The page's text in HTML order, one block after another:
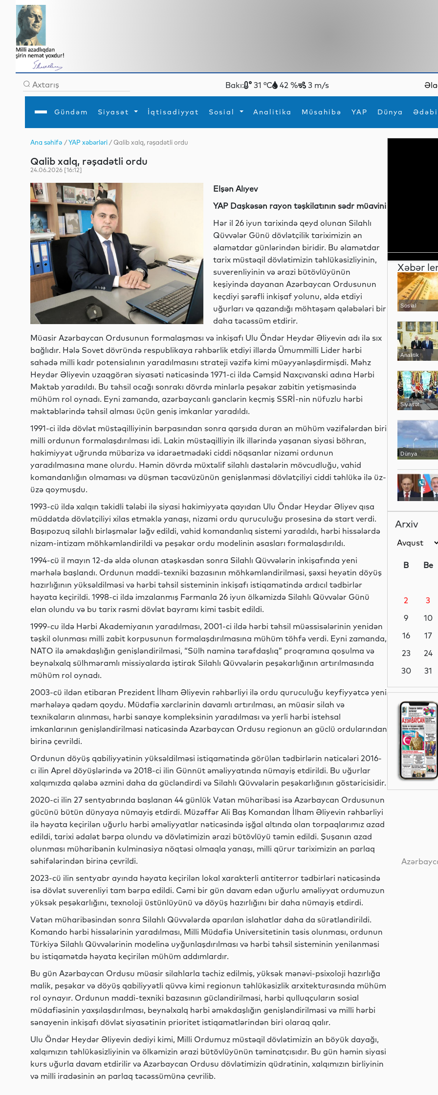
Bakı: 31 °C 42 % 3 m/s
Gündəm Siyasət İqtisadiyyat Sosial Analitika Müsahibə YAP Dünya
Gündəm
İqtisadiyyat
Analitika
Mədəniyyət
Müsahibə
MEDİA
Xarici siyasət
Hadisə
Ana səhifə /YAP xəbərləri / Qalib xalq, rəşadətli ordu
Qalib xalq, rəşadətli ordu
24.06.2026 [16:12]
Elşən Alıyev
YAP Daşkəsən rayon təşkilatının sədr müavini
Hər il 26 iyun tarixində qeyd olunan Silahlı
Qüvvələr Günü dövlətçilik tariximizin ən
əlamətdar günlərindən biridir. Bu əlamətdar
tarix müstəqil dövlətimizin təhlükəsizliyinin,
suverenliyinin və ərazi bütövlüyünün
keşiyində dayanan Azərbaycan Ordusunun
keçdiyi şərəfli inkişaf yolunu, əldə etdiyi
uğurları və qazandığı möhtəşəm qələbələri bir
daha təcəssüm etdirir.
Müasir Azərbaycan Ordusunun formalaşması və inkişafı Ulu Öndər Heydər Əliyevin adı ilə sıx
bağlıdır. Hələ Sovet dövründə respublikaya rəhbərlik etdiyi illərdə Ümummilli Lider hərbi
sahədə milli kadr potensialının yaradılmasını strateji vəzifə kimi müəyyənləşdirmişdi. Məhz
Heydər Əliyevin uzaqgörən siyasəti nəticəsində 1971-ci ildə Cəmşid Naxçıvanski adına Hərbi
Məktəb yaradıldı. Bu təhsil ocağı sonrakı dövrdə minlərlə peşəkar zabitin yetişməsində
mühüm rol oynadı. Eyni zamanda, azərbaycanlı gənclərin keçmiş SSRİ-nin nüfuzlu hərbi
məktəblərində təhsil alması üçün geniş imkanlar yaradıldı.
1991-ci ildə dövlət müstəqilliyinin bərpasından sonra qarşıda duran ən mühüm vəzifələrdən biri
milli ordunun formalaşdırılması idi. Lakin müstəqilliyin ilk illərində yaşanan siyasi böhran,
hakimiyyət uğrunda mübarizə və idarəetmədəki ciddi nöqsanlar nizami ordunun
yaradılmasına mane olurdu. Həmin dövrdə müxtəlif silahlı dəstələrin mövcudluğu, vahid
komandanlığın olmaması və düşmən təcavüzünün genişlənməsi dövlətçiliyi ciddi təhlükə ilə üz-
üzə qoymuşdu.
1993-cü ildə xalqın təkidli tələbi ilə siyasi hakimiyyətə qayıdan Ulu Öndər Heydər Əliyev qısa
müddətdə dövlətçiliyi xilas etməklə yanaşı, nizami ordu quruculuğu prosesinə də start verdi.
Başıpozuq silahlı birləşmələr ləğv edildi, vahid komandanlıq sistemi yaradıldı, hərbi hissələrdə
nizam-intizam möhkəmləndirildi və peşəkar ordu modelinin əsasları formalaşdırıldı.
1994-cü il mayın 12-də əldə olunan atəşkəsdən sonra Silahlı Qüvvələrin inkişafında yeni
mərhələ başlandı. Ordunun maddi-texniki bazasının möhkəmləndirilməsi, şəxsi heyətin döyüş
hazırlığının yüksəldilməsi və hərbi təhsil sisteminin inkişafı istiqamətində ardıcıl tədbirlər
həyata keçirildi. 1998-ci ildə imzalanmış Fərmanla 26 iyun ölkəmizdə Silahlı Qüvvələr Günü
elan olundu və bu tarix rəsmi dövlət bayramı kimi təsbit edildi.
1999-cu ildə Hərbi Akademiyanın yaradılması, 2001-ci ildə hərbi təhsil müəssisələrinin yenidən
təşkil olunması milli zabit korpusunun formalaşdırılmasına mühüm töhfə verdi. Eyni zamanda,
NATO ilə əməkdaşlığın genişləndirilməsi, “Sülh naminə tərəfdaşlıq” proqramına qoşulma və
beynəlxalq sülhməramlı missiyalarda iştirak Silahlı Qüvvələrin peşəkarlığının artırılmasında
mühüm rol oynadı.
2003-cü ildən etibarən Prezident İlham Əliyevin rəhbərliyi ilə ordu quruculuğu keyfiyyətcə yeni
mərhələyə qədəm qoydu. Müdafiə xərclərinin davamlı artırılması, ən müasir silah və
texnikaların alınması, hərbi sənaye kompleksinin yaradılması və yerli hərbi istehsal
imkanlarının genişləndirilməsi nəticəsində Azərbaycan Ordusu regionun ən güclü ordularından
birinə çevrildi.
Ordunun döyüş qabiliyyətinin yüksəldilməsi istiqamətində görülən tədbirlərin nəticələri 2016-
cı ilin Aprel döyüşlərində və 2018-ci ilin Günnüt əməliyyatında nümayiş etdirildi. Bu uğurlar
xalqımızda qələbə əzmini daha da gücləndirdi və Silahlı Qüvvələrin peşəkarlığının göstəricisidir.
2020-ci ilin 27 sentyabrında başlanan 44 günlük Vətən müharibəsi isə Azərbaycan Ordusunun
gücünü bütün dünyaya nümayiş etdirdi. Müzəffər Ali Baş Komandan İlham Əliyevin rəhbərliyi
ilə həyata keçirilən uğurlu hərbi əməliyyatlar nəticəsində işğal altında olan torpaqlarımız azad
edildi, tarixi ədalət bərpa olundu və dövlətimizin ərazi bütövlüyü təmin edildi. Şuşanın azad
olunması müharibənin kulminasiya nöqtəsi olmaqla yanaşı, milli qürur tariximizin ən parlaq
səhifələrindən birinə çevrildi.
2023-cü ilin sentyabr ayında həyata keçirilən lokal xarakterli antiterror tədbirləri nəticəsində
isə dövlət suverenliyi tam bərpa edildi. Cəmi bir gün davam edən uğurlu əməliyyat ordumuzun
yüksək peşəkarlığını, texnoloji üstünlüyünü və döyüş hazırlığını bir daha nümayiş etdirdi.
Vətən müharibəsindən sonra Silahlı Qüvvələrdə aparılan islahatlar daha da sürətləndirildi.
Komando hərbi hissələrinin yaradılması, Milli Müdafiə Universitetinin təsis olunması, ordunun
Türkiyə Silahlı Qüvvələrinin modelinə uyğunlaşdırılması və hərbi təhsil sisteminin yenilənməsi
bu istiqamətdə həyata keçirilən mühüm addımlardır.
Bu gün Azərbaycan Ordusu müasir silahlarla təchiz edilmiş, yüksək mənəvi-psixoloji hazırlığa
malik, peşəkar və döyüş qabiliyyətli qüvvə kimi regionun təhlükəsizlik arxitekturasında mühüm
rol oynayır. Ordunun maddi-texniki bazasının gücləndirilməsi, hərbi qulluqçuların sosial
müdafiəsinin yaxşılaşdırılması, beynəlxalq hərbi əməkdaşlığın genişləndirilməsi və milli hərbi
sənayenin inkişafı dövlət siyasətinin prioritet istiqamətlərindən biri olaraq qalır.
Ulu Öndər Heydər Əliyevin dediyi kimi, Milli Ordumuz müstəqil dövlətimizin ən böyük dayağı,
xalqımızın təhlükəsizliyinin və ölkəmizin ərazi bütövlüyünün təminatçısıdır. Bu gün həmin siyasi
kurs uğurla davam etdirilir və Azərbaycan Ordusu dövlətimizin qüdrətinin, xalqımızın birliyinin
və milli iradəsinin ən parlaq təcəssümünə çevrilib.
Xəbər
Sosial
Analitik
Siyasət
Dünya
Gündəm
Elm
Dünya
Siyasət
Yeni
texnologiyalar
Arxiv
B Be
2
3
9
10
16
17
23
24
30
31